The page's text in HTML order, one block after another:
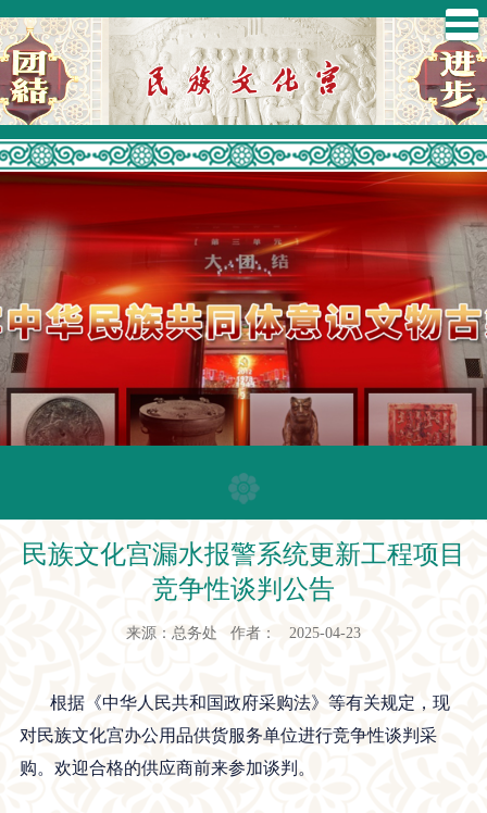
民族文化宫漏水报警系统更新工程项目
竞争性谈判公告
来源：总务处 作者： 2025-04-23
根据《中华人民共和国政府采购法》等有关规定，现
对民族文化宫办公用品供货服务单位进行竞争性谈判采
购。欢迎合格的供应商前来参加谈判。